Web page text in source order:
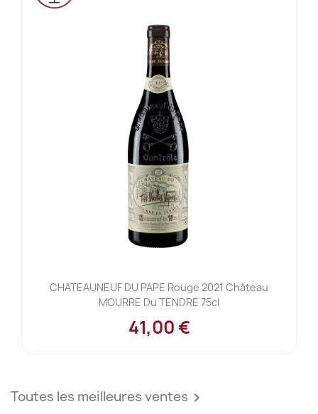
CHATEAUNEUF DU PAPE Rouge 2021 Château
MOURRE Du TENDRE 75cl
41,00 €
Toutes les meilleures ventes 